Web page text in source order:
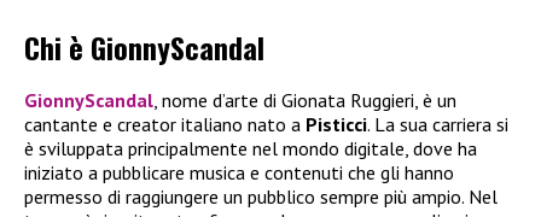
Chi è GionnyScandal
GionnyScandal, nome d’arte di Gionata Ruggieri, è un
cantante e creator italiano nato a Pisticci. La sua carriera si
è sviluppata principalmente nel mondo digitale, dove ha
iniziato a pubblicare musica e contenuti che gli hanno
permesso di raggiungere un pubblico sempre più ampio. Nel